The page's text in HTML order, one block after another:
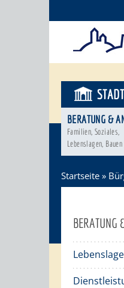
BERATUNG &
Familien, Soziales,
Lebenslagen, Bauen
Startseite »
BERATUNG